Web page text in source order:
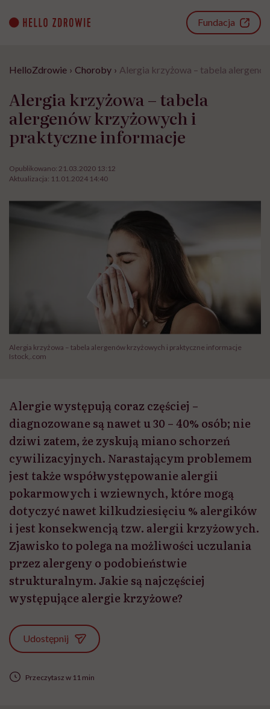
content
Fundacja
HelloZdrowie › Choroby › Alergia krzyżowa – tabela
Alergia krzyżowa – tabela
alergenów krzyżowych i
praktyczne informacje
Opublikowano: 21.03.2020 13:12
Aktualizacja: 11.01.2024 14:40
Alergia krzyżowa – tabela alergenów krzyżowych i praktyczne informacje
Istock,.com
Alergie występują coraz częściej –
diagnozowane są nawet u 30 – 40% osób; nie
dziwi zatem, że zyskują miano schorzeń
cywilizacyjnych. Narastającym problemem
jest także współwystępowanie alergii
pokarmowych i wziewnych, które mogą
dotyczyć nawet kilkudziesięciu % alergików
i jest konsekwencją tzw. alergii krzyżowych.
Zjawisko to polega na możliwości uczulania
przez alergeny o podobieństwie
strukturalnym. Jakie są najczęściej
występujące alergie krzyżowe?
Udostępnij
Przeczytasz w 11 min